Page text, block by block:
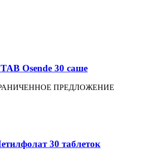
Osende 30 саше
ПРЕДЛОЖЕНИЕ
30 таблеток